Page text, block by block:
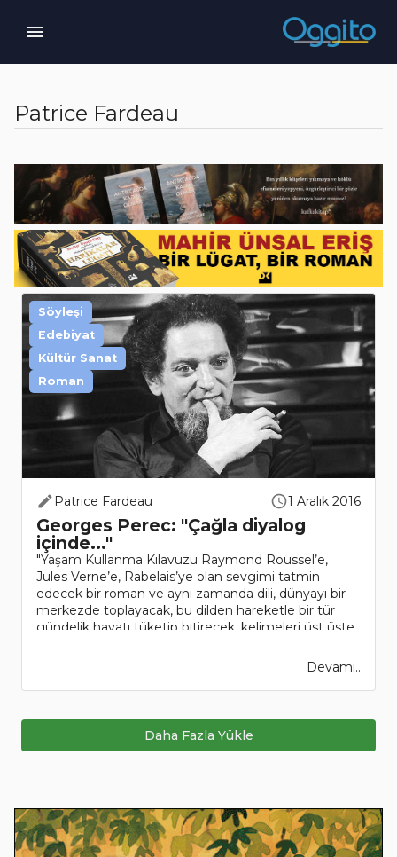
Patrice Fardeau
Patrice Fardeau 1 Aralık 2016
Georges Perec: "Çağla diyalog
içinde..."
"Yaşam Kullanma Kılavuzu Raymond Roussel’e,
Jules Verne’e, Rabelais’ye olan sevgimi tatmin
edecek bir roman ve aynı zamanda dili, dünyayı bir
merkezde toplayacak, bu dilden hareketle bir tür
gündelik hayatı tüketip bitirecek, kelimeleri üst üste
Devamı..
Söyleşi
Edebiyat
Kültür Sanat
Roman
Daha Fazla Yükle